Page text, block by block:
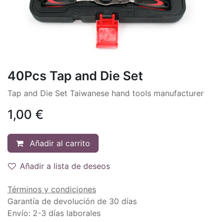
40Pcs Tap and Die Set
Tap and Die Set Taiwanese hand tools manufacturer
1,00 €
Añadir al carrito
Añadir a lista de deseos
Términos y condiciones
Garantía de devolución de 30 días
Envío: 2-3 días laborales